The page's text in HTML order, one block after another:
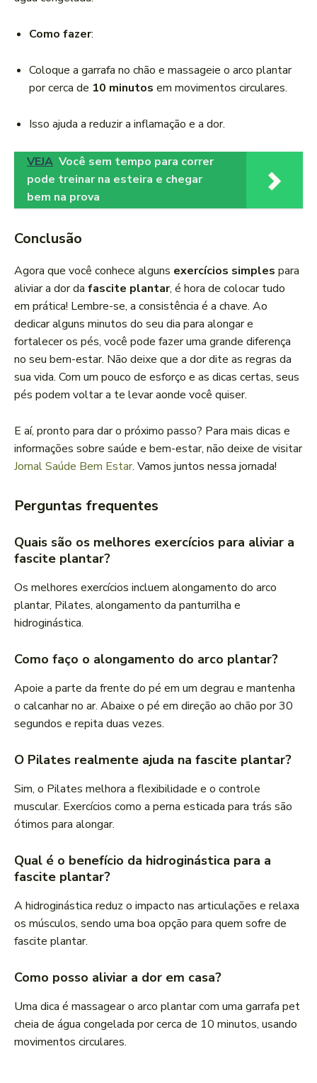
Como fazer:
Coloque a garrafa no chão e massageie o arco plantar
por cerca de 10 minutos em movimentos circulares.
Isso ajuda a reduzir a inflamação e a dor.
VEJA Você sem tempo para correr
pode treinar na esteira e chegar
bem na prova
Conclusão
Agora que você conhece alguns exercícios simples para
aliviar a dor da fascite plantar, é hora de colocar tudo
em prática! Lembre-se, a consistência é a chave. Ao
dedicar alguns minutos do seu dia para alongar e
fortalecer os pés, você pode fazer uma grande diferença
no seu bem-estar. Não deixe que a dor dite as regras da
sua vida. Com um pouco de esforço e as dicas certas, seus
pés podem voltar a te levar aonde você quiser.
E aí, pronto para dar o próximo passo? Para mais dicas e
informações sobre saúde e bem-estar, não deixe de visitar
Jornal Saúde Bem Estar. Vamos juntos nessa jornada!
Perguntas frequentes
Quais são os melhores exercícios para aliviar a
fascite plantar?
Os melhores exercícios incluem alongamento do arco
plantar, Pilates, alongamento da panturrilha e
hidroginástica.
Como faço o alongamento do arco plantar?
Apoie a parte da frente do pé em um degrau e mantenha
o calcanhar no ar. Abaixe o pé em direção ao chão por 30
segundos e repita duas vezes.
O Pilates realmente ajuda na fascite plantar?
Sim, o Pilates melhora a flexibilidade e o controle
muscular. Exercícios como a perna esticada para trás são
ótimos para alongar.
Qual é o benefício da hidroginástica para a
fascite plantar?
A hidroginástica reduz o impacto nas articulações e relaxa
os músculos, sendo uma boa opção para quem sofre de
fascite plantar.
Como posso aliviar a dor em casa?
Uma dica é massagear o arco plantar com uma garrafa pet
cheia de água congelada por cerca de 10 minutos, usando
movimentos circulares.